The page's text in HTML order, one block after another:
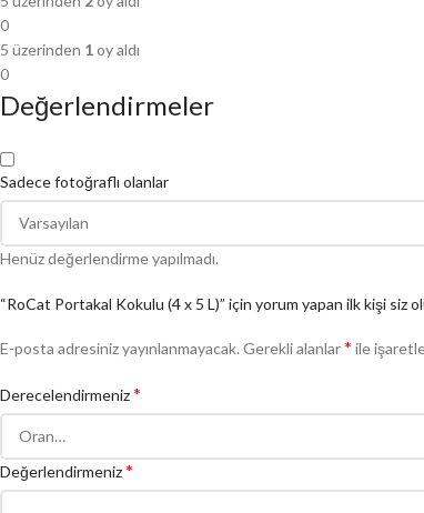
0
5 üzerinden 1oy aldı
0
Değerlendirmeler
Sadece fotoğraflı olanlar
Henüz değerlendirme yapılmadı.
“RoCat Portakal Kokulu (4 x 5 L)” için yorum yapan ilk kişi siz
E-posta adresiniz yayınlanmayacak. Gerekli alanlar* ile
Derecelendirmeniz*
Değerlendirmeniz*